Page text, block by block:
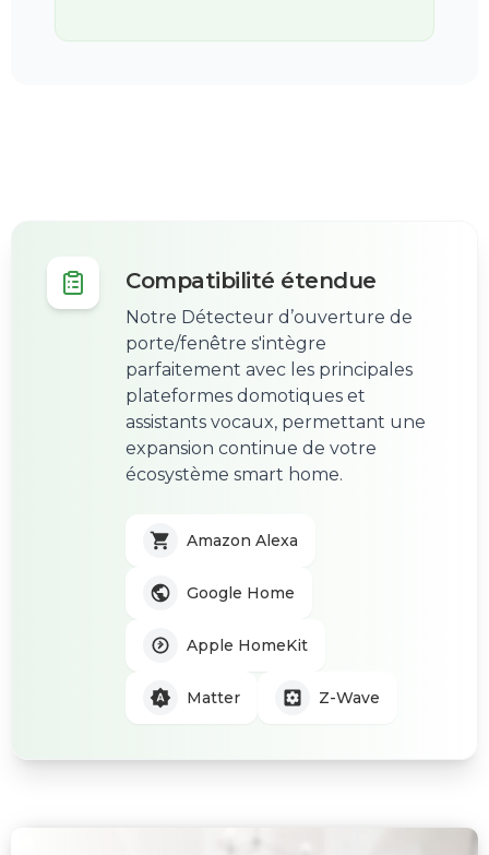
Compatibilité étendue
Notre Détecteur d’ouverture de
porte/fenêtre s'intègre
parfaitement avec les principales
plateformes domotiques et
assistants vocaux, permettant une
expansion continue de votre
écosystème smart home.
Amazon Alexa
Google Home
Apple HomeKit
Matter Z-Wave